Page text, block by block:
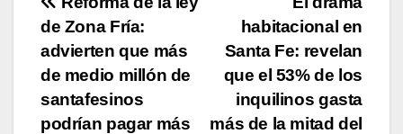
k
Navegación
de
entradas
habitacional en
Santa Fe: revelan
que el 53% de los
inquilinos gasta
más de la mitad del
de Zona Fría:
advierten que más
de medio millón de
santafesinos
podrían pagar más